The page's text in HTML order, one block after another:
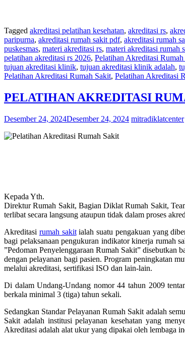
Tagged akreditasi pelatihan kesehatan, akreditasi rs,
paripurna, akreditasi rumah sakit pdf, akreditasi rumah
puskesmas, materi akreditasi rs, materi akreditasi rumah
pelatihan akreditasi rs 2026, Pelatihan Akreditasi
tujuan akreditasi klinik, tujuan akreditasi klinik adalah,
Pelatihan Akreditasi Rumah Sakit, Pelatihan Akreditasi
PELATIHAN AKREDITASI
Desember 24, 2024Desember 24, 2024 mitradiklatcenter
Kepada Yth.
Direktur Rumah Sakit, Bagian Diklat Rumah Sakit,
terlibat secara langsung ataupun tidak dalam proses
Akreditasi rumah sakitialah suatu pengakuan yang
bagi pelaksanaan pengukuran indikator kinerja rumah
”Pedoman Penyelenggaraan Rumah Sakit” disebutkan
dengan pelayanan bagi pasien. Program peningkatan
melalui akreditasi, sertifikasi ISO dan lain-lain.
Di dalam Undang-Undang nomor 44 tahun 2009
berkala minimal 3 (tiga) tahun sekali.
Sedangkan Standar Pelayanan Rumah Sakit adalah
Sakit adalah institusi pelayanan kesehatan yang
Akreditasi adalah alat ukur yang dipakai oleh lembaga